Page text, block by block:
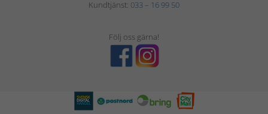
Kundtjänst: 033 – 16 99 50
Följ oss gärna!